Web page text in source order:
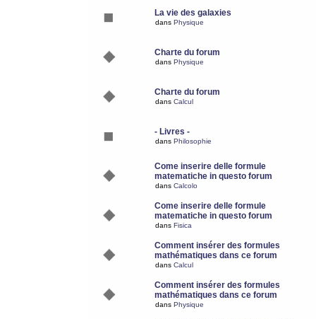
La vie des galaxies
dans Physique
Charte du forum
dans Physique
Charte du forum
dans Calcul
- Livres -
dans Philosophie
Come inserire delle formule
matematiche in questo forum
dans Calcolo
Come inserire delle formule
matematiche in questo forum
dans Fisica
Comment insérer des formules
mathématiques dans ce forum
dans Calcul
Comment insérer des formules
mathématiques dans ce forum
dans Physique